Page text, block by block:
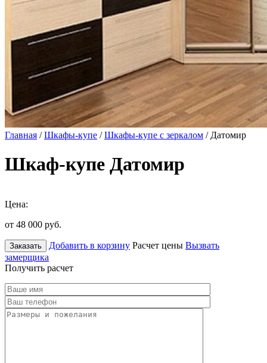
Главная /Шкафы-купе /Шкафы-купе с зеркалом / Датомир
Шкаф-купе Датомир
Цена:
от 48 000 руб.
Заказать Добавить в корзину Расчет цены Вызвать
замерщика
Получить расчет